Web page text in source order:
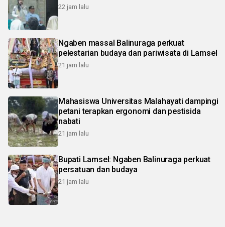
22 jam lalu
Ngaben massal Balinuraga perkuat
pelestarian budaya dan pariwisata di Lamsel
21 jam lalu
Mahasiswa Universitas Malahayati dampingi
petani terapkan ergonomi dan pestisida
nabati
21 jam lalu
Bupati Lamsel: Ngaben Balinuraga perkuat
persatuan dan budaya
21 jam lalu